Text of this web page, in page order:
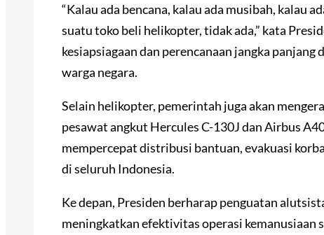
“Kalau ada bencana, kalau ada musibah, kalau
suatu toko beli helikopter, tidak ada,” kata
kesiapsiagaan dan perencanaan jangka panjang
warga negara.
Selain helikopter, pemerintah juga akan
pesawat angkut Hercules C-130J dan Airbus
mempercepat distribusi bantuan, evakuasi
di seluruh Indonesia.
Ke depan, Presiden berharap penguatan
meningkatkan efektivitas operasi kemanusiaan